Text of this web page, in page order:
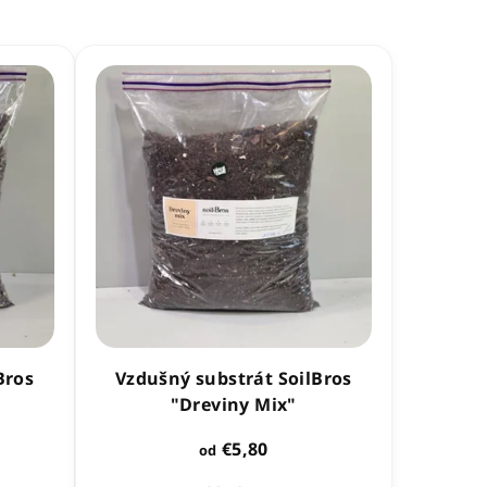
Vzdušný substrát SoilBros
"Dreviny Mix"
od €5,80